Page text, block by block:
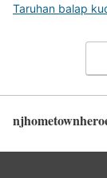
Taruhan balap